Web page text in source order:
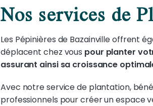
Nos services de
Les Pépinières de Bazainville offrent
déplacent chez vous pour planter
assurant ainsi sa croissance
Avec notre service de plantation,
professionnels pour créer un espace